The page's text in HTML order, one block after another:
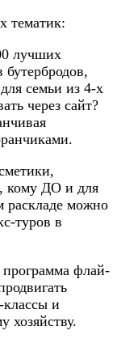
тематик:​
лучших
семьи из 4-х
через сайт?
кому ДО и для
раскладе можно
туров в
флай-
классы и
хозяйству.